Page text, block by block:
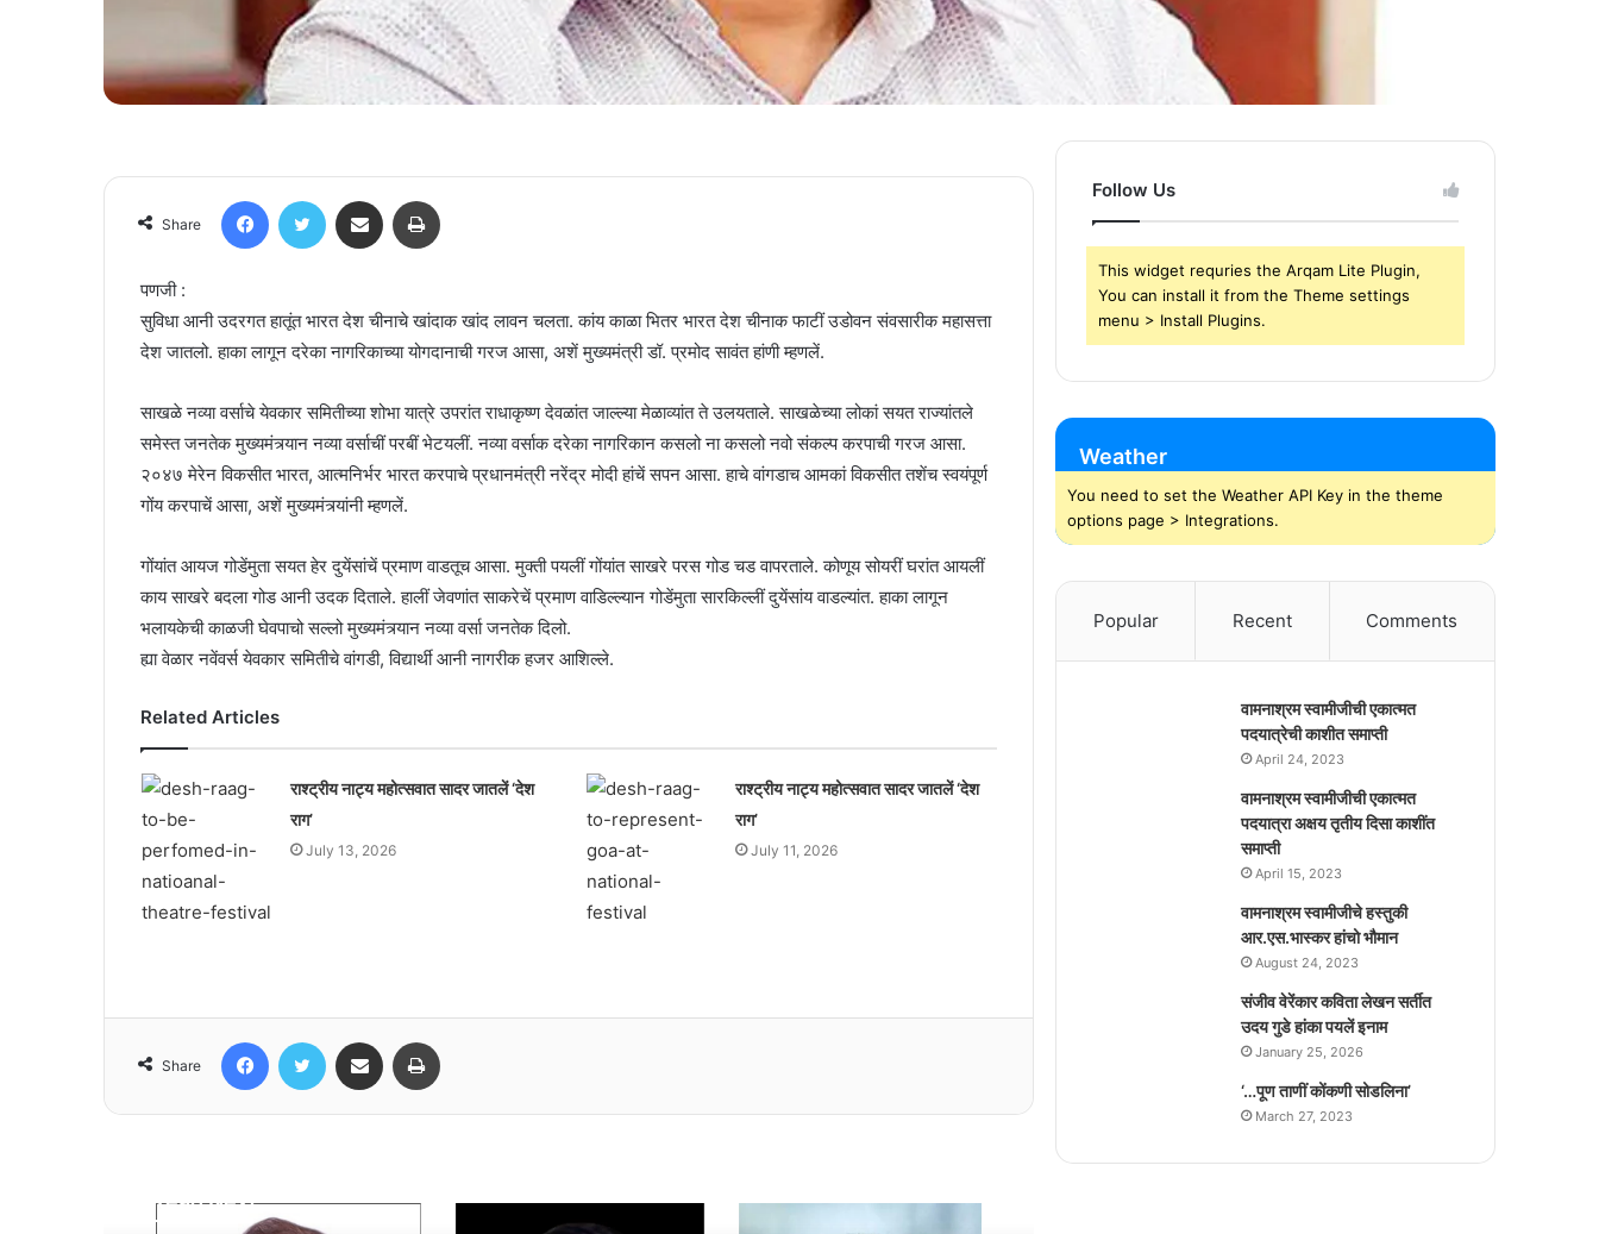
Share
पणजी :
सुविधा आनी उदरगत हातूंत भारत देश चीनाचे खांदाक खांद लावन चलता. कांय काळा भितर भारत देश चीनाक फाटीं उडोवन संवसारीक महासत्ता
देश जातलो. हाका लागून दरेका नागरिकाच्या योगदानाची गरज आसा, अशें मुख्यमंत्री डॉ. प्रमोद सावंत हांणी म्हणलें.
साखळे नव्या वर्साचे येवकार समितीच्या शोभा यात्रे उपरांत राधाकृष्ण देवळांत जाल्ल्या मेळाव्यांत ते उलयताले. साखळेच्या लोकां सयत राज्यांतले
समेस्त जनतेक मुख्यमंत्र्यान नव्या वर्साचीं परबीं भेटयलीं. नव्या वर्साक दरेका नागरिकान कसलो ना कसलो नवो संकल्प करपाची गरज आसा.
२०४७ मेरेन विकसीत भारत, आत्मनिर्भर भारत करपाचे प्रधानमंत्री नरेंद्र मोदी हांचें सपन आसा. हाचे वांगडाच आमकां विकसीत तशेंच स्वयंपूर्ण
गोंय करपाचें आसा, अशें मुख्यमंत्र्यांनी म्हणलें.
गोंयांत आयज गोडेंमुता सयत हेर दुयेंसांचें प्रमाण वाडतूच आसा. मुक्ती पयलीं गोंयांत साखरे परस गोड चड वापरताले. कोणूय सोयरीं घरांत आयलीं
काय साखरे बदला गोड आनी उदक दिताले. हालीं जेवणांत साकरेचें प्रमाण वाडिल्ल्यान गोडेंमुता सारकिल्लीं दुयेंसांय वाडल्यांत. हाका लागून
भलायकेची काळजी घेवपाचो सल्लो मुख्यमंत्र्यान नव्या वर्सा जनतेक दिलो.
ह्या वेळार नवेंवर्स येवकार समितीचे वांगडी, विद्यार्थी आनी नागरीक हजर आशिल्ले.
Related Articles
राश्ट्रीय नाट्य महोत्सवात सादर जातलें ‘देश
राग’
July 13, 2026
राश्ट्रीय नाट्य महोत्सवात सादर जातलें ‘देश
राग’
July 11, 2026
Share
Read Next
Follow Us
This widget requries the Arqam Lite Plugin,
You can install it from the Theme settings
menu > Install Plugins.
Weather
You need to set the Weather API Key in the theme
options page > Integrations.
Popular Recent Comments
वामनाश्रम स्वामीजीची एकात्मत
पदयात्रेची काशीत समाप्ती
April 24, 2023
वामनाश्रम स्वामीजीची एकात्मत
पदयात्रा अक्षय तृतीय दिसा काशींत
समाप्ती
April 15, 2023
वामनाश्रम स्वामीजीचे हस्तुकी
आर.एस.भास्कर हांचो भौमान
August 24, 2023
संजीव वेरेंकार कविता लेखन सर्तीत
उदय गुडे हांका पयलें इनाम
January 25, 2026
‘…पूण ताणीं कोंकणी सोडलिना’
March 27, 2023